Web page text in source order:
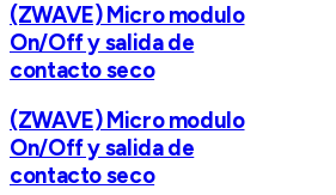
(ZWAVE) Micro modulo
On/Off y salida de
contacto seco
(ZWAVE) Micro modulo
On/Off y salida de
contacto seco